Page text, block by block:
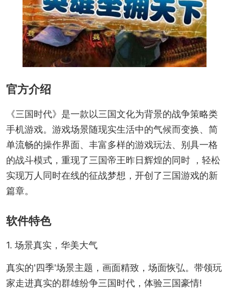
官方介绍
《三国时代》是一款以三国文化为背景的战争策略类
手机游戏。游戏场景随现实生活中的气候而变换、简
单流畅的操作界面、丰富多样的游戏玩法、别具一格
的战斗模式，重现了三国帝王昨日辉煌的同时 ，轻松
实现万人同时在线的征战梦想，开创了三国游戏的新
篇章。
软件特色
1. 场景真实，华美大气
真实的'四季'场景主题，画面精致，场面恢弘。带领玩
家走进真实的群雄纷争三国时代，体验三国豪情!